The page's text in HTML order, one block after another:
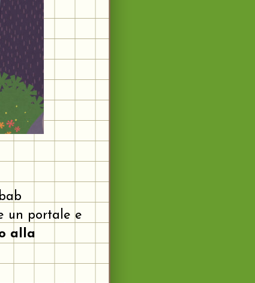
un portale e
alla